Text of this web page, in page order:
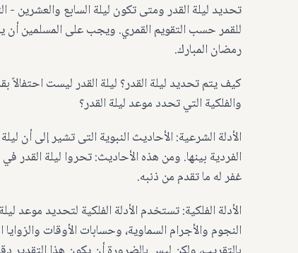
تحديد ليلة القدر ومتى تكون ليلة السابع والعشرين -
للقمر حسب التقويم القمري. ويجب على المسلمين أن
رمضان المبارك.
كيف يتم تحديد ليلة القدر؟ ليلة القدر ليست احتفالاً
والفلكية التي تحدد موعد ليلة القدر؟
الأدلة الشرعية: الأحاديث النبوية التى تشير إلى أن
الفردية بينها. ومن هذه الأحاديث: تحروا ليلة القدر
غفر له ما تقدم من ذنبه.
الأدلة الفلكية: تستخدم الأدلة الفلكية لتحديد موعد
النجوم والأجرام السماوية، وحسابات الأوقات